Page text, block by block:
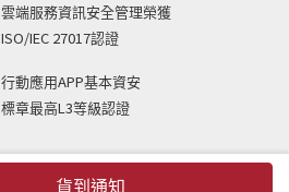
貨到通知
雲端服務資訊安全管理榮獲
ISO/IEC 27017認證
行動應用APP基本資安
標章最高L3等級認證